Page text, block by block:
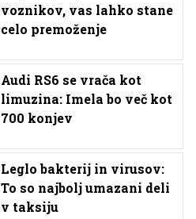
voznikov, vas lahko stane
celo premoženje
Audi RS6 se vrača kot
limuzina: Imela bo več kot
700 konjev
Leglo bakterij in virusov:
To so najbolj umazani deli
v taksiju